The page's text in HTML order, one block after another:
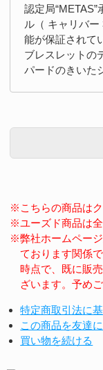
認定局
ル（ キャリバ
能が保証されて
ブレスレットの
パードのきいた
※こちらの商品は
※ユーズド商品は全
※弊社ホームペー
ております関係
時点で、既に販
ざいます。予め
特定商取引法に
この商品を友達
買い物を続ける